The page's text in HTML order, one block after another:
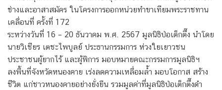
ช่างและอาสาสมัคร ในโครงการออกหน่วยทำขาเทียมพระราชทาน
เคลื่อนที่ ครั้งที่ 172
ระหว่างวันที่ 16 – 20 ธันวาคม พ.ศ. 2567 มูลนิธิป่อเต็กตึ๊ง นำโดย
นายวิเชียร เตชะไพบูลย์ ประธานกรรมการ ห่วงใยเยาวชน
ประชาชนผู้ยากไร้ และผู้พิการ มอบหมายคณะกรรมการมูลนิธิฯ
ลงพื้นที่จังหวัดหนองคาย เร่งลดความเหลื่อมล้ำ มอบโอกาส สร้าง
ชีวิต แก่ชาวหนองคายอย่างยั่งยืน รวมมูลค่าที่มูลนิธิป่อเต็กตึ๊งดำ